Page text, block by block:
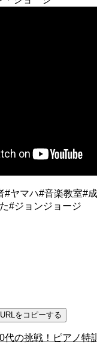
#ヤマハ#音楽教室#
#ジョンジョージ
をコピーする
代の挑戦！ピアノ特